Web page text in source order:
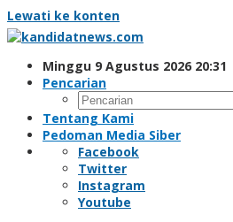
Lewati ke konten
Minggu 9 Agustus 2026 20:31
Pencarian
Tentang Kami
Pedoman Media Siber
Facebook
Twitter
Instagram
Youtube